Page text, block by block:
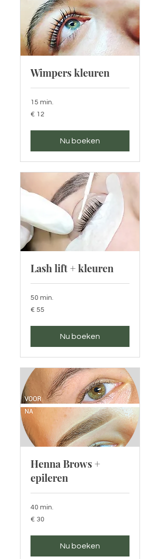
Wimpers kleuren
15 min.
12
euro
€ 12
Nu boeken
Lash lift + kleuren
50 min.
55
euro
€ 55
Nu boeken
Henna Brows +
epileren
40 min.
30
euro
€ 30
Nu boeken